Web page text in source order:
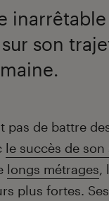
inarrêtable
son
pas de battre
le succès de son
longs métrages,
plus fortes.